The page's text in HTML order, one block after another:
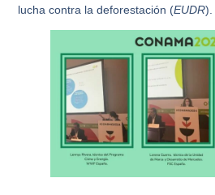
lucha contra la deforestación (EUDR).